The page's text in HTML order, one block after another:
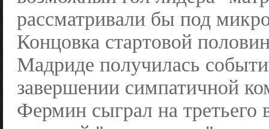
рассматривали бы под
Концовка стартовой
Мадриде получилась
завершении симпатичной
Фермин сыграл на третьего